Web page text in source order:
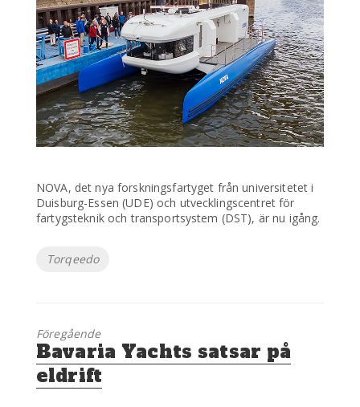
NOVA, det nya forskningsfartyget från universitetet i
Duisburg-Essen (UDE) och utvecklingscentret för
fartygsteknik och transportsystem (DST), är nu igång.
Etiketter
Torqeedo
Föregående
Föregående
inlägg:
Bavaria Yachts satsar på
eldrift